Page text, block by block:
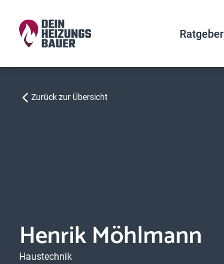
Ratgeber
Zurück zur Übersicht
Henrik Möhlmann
Haustechnik